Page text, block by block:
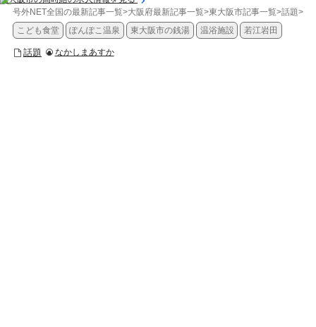
号外NET全国の最新記事一覧>大阪府最新記事一覧>東大阪市記事一覧>話題>【
こども食堂
ぽんぽこ温泉 東大阪市の銭湯 温浴施設 若江岩田
話題 なかしまあすか